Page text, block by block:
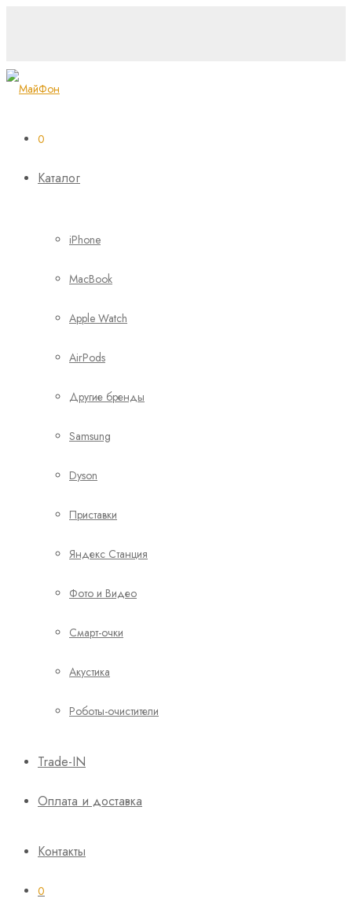
0
Каталог
iPhone
MacBook
Apple Watch
AirPods
Другие бренды
Samsung
Dyson
Приставки
Яндекс Станция
Фото и Видео
Смарт-очки
Акустика
Роботы-очистители
Trade-IN
Оплата и доставка
Контакты
0